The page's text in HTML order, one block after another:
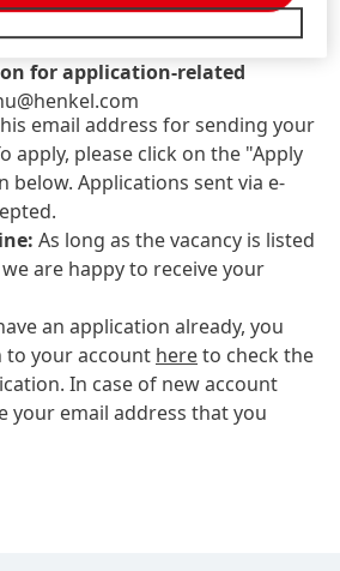
Budapest
for application-related
email address for sending your
apply, please click on the "Apply
Applications sent via e-
As long as the vacancy is listed
are happy to receive your
an application already, you
to your account hereto check the
In case of new account
your email address that you